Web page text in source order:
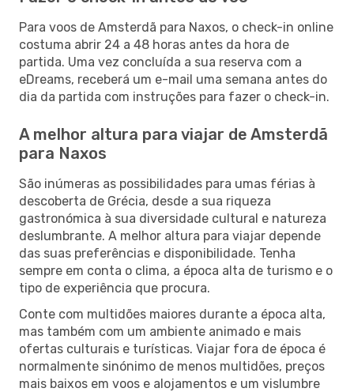
Para voos de Amsterdã para Naxos, o check-in online
costuma abrir 24 a 48 horas antes da hora de
partida. Uma vez concluída a sua reserva com a
eDreams, receberá um e-mail uma semana antes do
dia da partida com instruções para fazer o check-in.
A melhor altura para viajar de Amsterdã
para Naxos
São inúmeras as possibilidades para umas férias à
descoberta de Grécia, desde a sua riqueza
gastronómica à sua diversidade cultural e natureza
deslumbrante. A melhor altura para viajar depende
das suas preferências e disponibilidade. Tenha
sempre em conta o clima, a época alta de turismo e o
tipo de experiência que procura.
Conte com multidões maiores durante a época alta,
mas também com um ambiente animado e mais
ofertas culturais e turísticas. Viajar fora de época é
normalmente sinónimo de menos multidões, preços
mais baixos em voos e alojamentos e um vislumbre